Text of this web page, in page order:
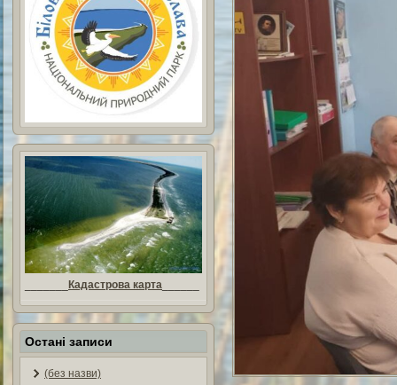
Кадастрова карта
Остані записи
(без назви)